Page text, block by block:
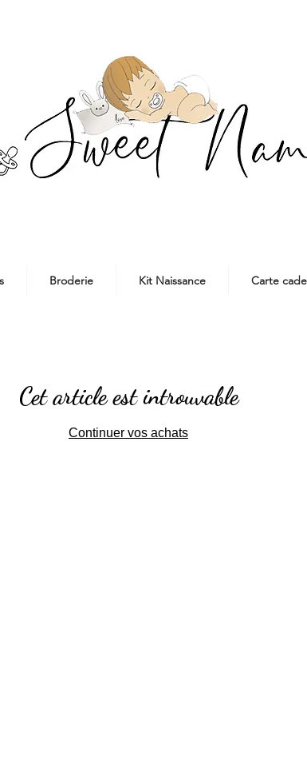
Cet article est introuvable
Continuer vos achats
Broderie Kit Naissance Carte